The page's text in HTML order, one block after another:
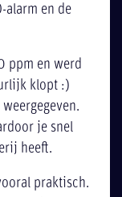
alarm en de
ppm en werd
klopt :)
je snel
heeft.
praktisch.